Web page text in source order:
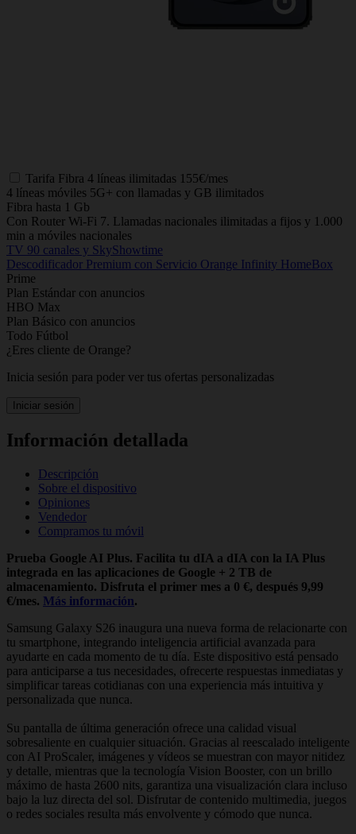
Tarifa Fibra 4 líneas ilimitadas 155€/mes
4 líneas móviles 5G+ con llamadas y GB ilimitados
Fibra hasta 1 Gb
Con Router Wi-Fi 7. Llamadas nacionales ilimitadas a fijos y 1.000
min a móviles nacionales
TV 90 canales y SkyShowtime
Descodificador Premium con Servicio Orange Infinity HomeBox
Prime
Plan Estándar con anuncios
HBO Max
Plan Básico con anuncios
Todo Fútbol
¿Eres cliente de Orange?
Inicia sesión para poder ver tus ofertas personalizadas
Iniciar sesión
Información detallada
Descripción
Sobre el dispositivo
Opiniones
Vendedor
Compramos tu móvil
Prueba Google AI Plus. Facilita tu dIA a dIA con la IA Plus
integrada en las aplicaciones de Google + 2 TB de
almacenamiento. Disfruta el primer mes a 0 €, después 9,99
€/mes. Más información.
Samsung Galaxy S26 inaugura una nueva forma de relacionarte con
tu smartphone, integrando inteligencia artificial avanzada para
ayudarte en cada momento de tu día. Este dispositivo está pensado
para anticiparse a tus necesidades, ofrecerte respuestas inmediatas y
simplificar tareas cotidianas con una experiencia más intuitiva y
personalizada que nunca.
Su pantalla de última generación ofrece una calidad visual
sobresaliente en cualquier situación. Gracias al reescalado inteligente
con AI ProScaler, imágenes y vídeos se muestran con mayor nitidez
y detalle, mientras que la tecnología Vision Booster, con un brillo
máximo de hasta 2600 nits, garantiza una visualización clara incluso
bajo la luz directa del sol. Disfrutar de contenido multimedia, juegos
o redes sociales resulta más envolvente y cómodo que nunca.